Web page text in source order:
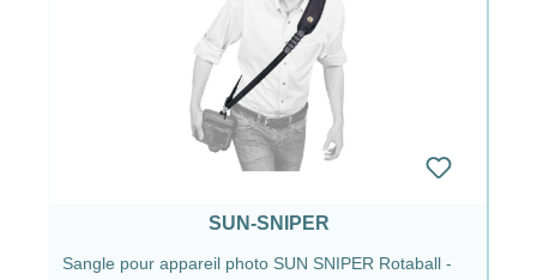
SUN-SNIPER
Sangle pour appareil photo SUN SNIPER Rotaball -